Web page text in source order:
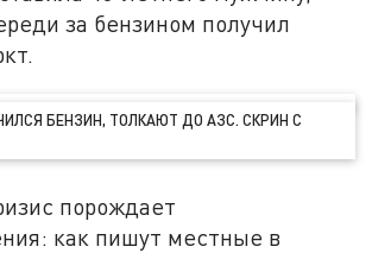
за бензином получил
БЕНЗИН, ТОЛКАЮТ ДО АЗС. СКРИН С
порождает
как пишут местные в